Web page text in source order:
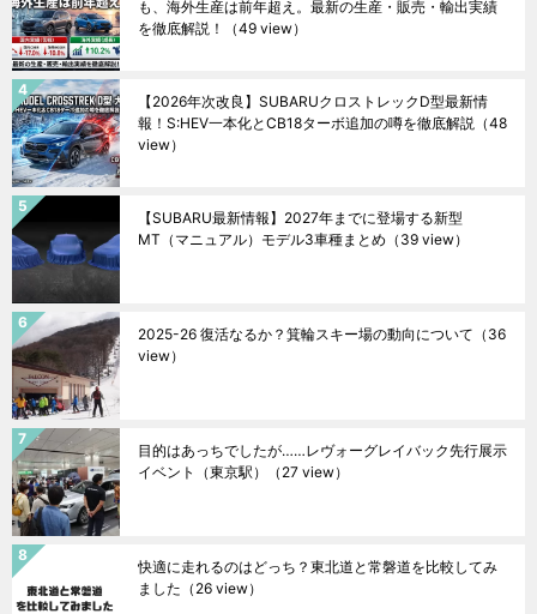
も、海外生産は前年超え。最新の生産・販売・輸出実績
を徹底解説！
（49 view）
【2026年次改良】SUBARUクロストレックD型最新情
報！S:HEV一本化とCB18ターボ追加の噂を徹底解説 （48
view）
【SUBARU最新情報】2027年までに登場する新型
MT（マニュアル）モデル3車種まとめ （39 view）
2025-26 復活なるか？箕輪スキー場の動向について （36
view）
目的はあっちでしたが……レヴォーグレイバック先行展示
イベント（東京駅）
（27 view）
快適に走れるのはどっち？東北道と常磐道を比較してみ
ました （26 view）